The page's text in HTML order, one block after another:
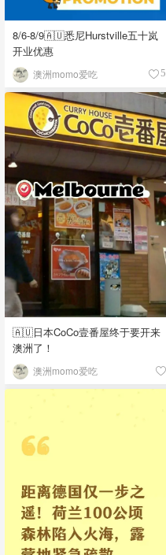
8/6-8/9🇦🇺悉尼Hurstville五十岚
开业优惠
澳洲momo爱吃 5
🇦🇺日本CoCo壹番屋终于要开来
澳洲了！
澳洲momo爱吃